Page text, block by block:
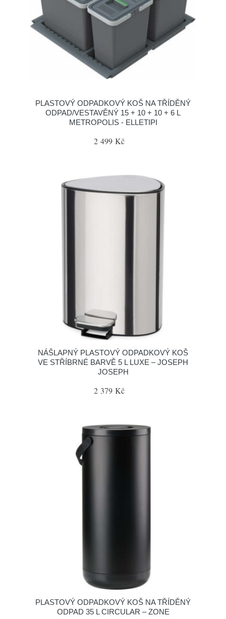
PLASTOVÝ ODPADKOVÝ KOŠ NA TŘÍDĚNÝ
ODPAD/VESTAVĚNÝ 15 + 10 + 10 + 6 L
METROPOLIS - ELLETIPI
2 499 Kč
NÁŠLAPNÝ PLASTOVÝ ODPADKOVÝ KOŠ
VE STŘÍBRNÉ BARVĚ 5 L LUXE – JOSEPH
JOSEPH
2 379 Kč
PLASTOVÝ ODPADKOVÝ KOŠ NA TŘÍDĚNÝ
ODPAD 35 L CIRCULAR – ZONE